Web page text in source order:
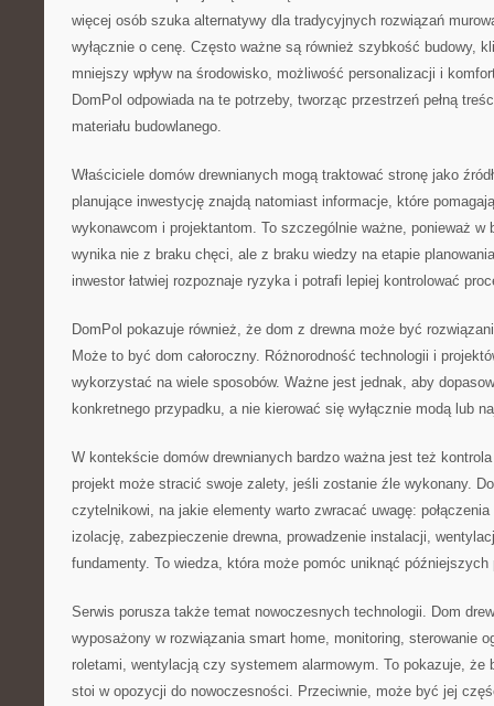
więcej osób szuka alternatywy dla tradycyjnych rozwiązań
wyłącznie o cenę. Często ważne są również szybkość budowy,
mniejszy wpływ na środowisko, możliwość personalizacji i
DomPol odpowiada na te potrzeby, tworząc przestrzeń pełną
materiału budowlanego.
Właściciele domów drewnianych mogą traktować stronę jako
planujące inwestycję znajdą natomiast informacje, które
wykonawcom i projektantom. To szczególnie ważne, ponieważ w
wynika nie z braku chęci, ale z braku wiedzy na etapie
inwestor łatwiej rozpoznaje ryzyka i potrafi lepiej kontrolować
DomPol pokazuje również, że dom z drewna może być
Może to być dom całoroczny. Różnorodność technologii i
wykorzystać na wiele sposobów. Ważne jest jednak, aby
konkretnego przypadku, a nie kierować się wyłącznie modą lub
W kontekście domów drewnianych bardzo ważna jest też
projekt może stracić swoje zalety, jeśli zostanie źle wykonany.
czytelnikowi, na jakie elementy warto zwracać uwagę:
izolację, zabezpieczenie drewna, prowadzenie instalacji,
fundamenty. To wiedza, która może pomóc uniknąć późniejszych
Serwis porusza także temat nowoczesnych technologii. Dom
wyposażony w rozwiązania smart home, monitoring, sterowanie
roletami, wentylacją czy systemem alarmowym. To pokazuje, że
stoi w opozycji do nowoczesności. Przeciwnie, może być jej